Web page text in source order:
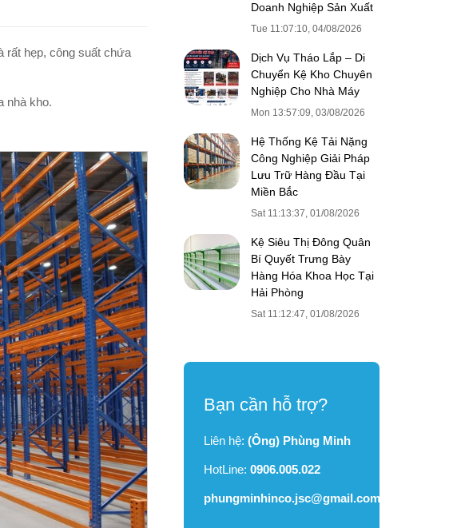
rất hẹp, công suất chứa
nhà kho.
Doanh Nghiệp Sản Xuất
Tue 11:07:10, 04/08/2026
Dịch Vụ Tháo Lắp – Di
Chuyển Kệ Kho Chuyên
Nghiệp Cho Nhà Máy
Mon 13:57:09, 03/08/2026
Hệ Thống Kệ Tải Nặng
Công Nghiệp Giải Pháp
Lưu Trữ Hàng Đầu Tại
Miền Bắc
Sat 11:13:37, 01/08/2026
Kệ Siêu Thị Đông Quân
Bí Quyết Trưng Bày
Hàng Hóa Khoa Học Tại
Hải Phòng
Sat 11:12:47, 01/08/2026
Bạn cần hỗ trợ?
Liên hệ: (Ông) Phùng Minh
HotLine: 0906.005.022
phungminhinco.jsc@gmail.com